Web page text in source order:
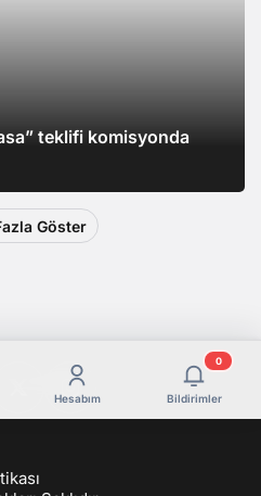
teklifi komisyonda
Göster
Hesabım Bildirimler
0